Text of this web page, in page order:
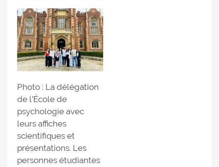
Photo : La délégation
de l’École de
psychologie avec
leurs affiches
scientifiques et
présentations. Les
personnes étudiantes